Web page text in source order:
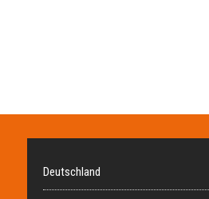
Deutschland